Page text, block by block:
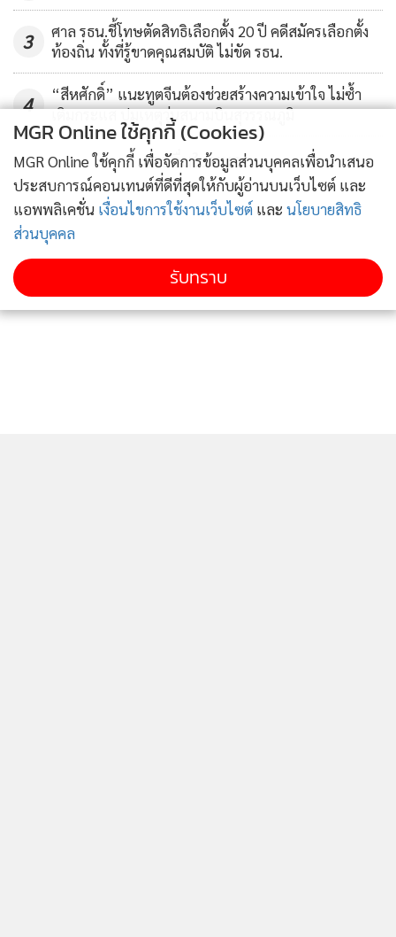
3
ศาล รธน.ชี้โทษตัดสิทธิเลือกตั้ง 20 ปี คดีสมัครเลือกตั้ง
ท้องถิ่น ทั้งที่รู้ขาดคุณสมบัติ ไม่ขัด รธน.
4
“สีหศักดิ์” แนะทูตจีนต้องช่วยสร้างความเข้าใจ ไม่ซ้ำ
เติมกระแส ปมเหตุวุ่นสนามบินสุวรรณภูมิ
ข่าวอื่นในหมวด
MGR Online ใช้คุกกี้ (Cookies)
MGR Online ใช้คุกกี้ เพื่อจัดการข้อมูลส่วนบุคคลเพื่อนำเสนอ
ประสบการณ์คอนเทนต์ที่ดีที่สุดให้กับผู้อ่านบนเว็บไซต์ และ
แอพพลิเคชั่น เงื่อนไขการใช้งานเว็บไซต์ และ นโยบายสิทธิ
ส่วนบุคคล
รับทราบ